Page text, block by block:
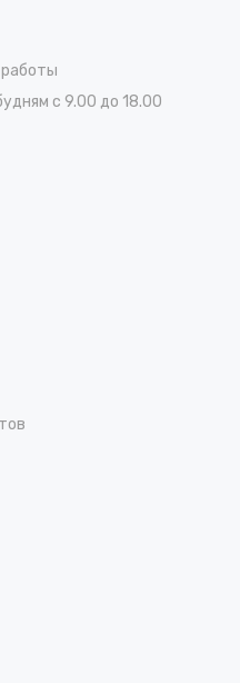
с 9.00 до 18.00